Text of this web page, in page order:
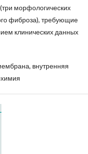
морфологических
фиброза), требующие
клинических данных
внутренняя